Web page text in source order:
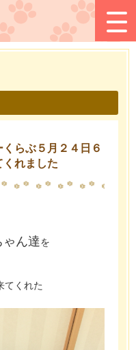
らぶ５月２４日６
くれました
ゃん達を
てくれた